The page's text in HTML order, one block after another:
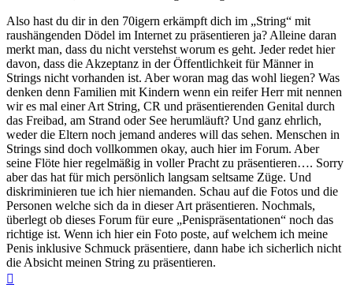
Also hast du dir in den 70igern erkämpft dich im „String“ mit
raushängenden Dödel im Internet zu präsentieren ja? Alleine daran
merkt man, dass du nicht verstehst worum es geht. Jeder redet hier
davon, dass die Akzeptanz in der Öffentlichkeit für Männer in
Strings nicht vorhanden ist. Aber woran mag das wohl liegen? Was
denken denn Familien mit Kindern wenn ein reifer Herr mit nennen
wir es mal einer Art String, CR und präsentierenden Genital durch
das Freibad, am Strand oder See herumläuft? Und ganz ehrlich,
weder die Eltern noch jemand anderes will das sehen. Menschen in
Strings sind doch vollkommen okay, auch hier im Forum. Aber
seine Flöte hier regelmäßig in voller Pracht zu präsentieren…. Sorry
aber das hat für mich persönlich langsam seltsame Züge. Und
diskriminieren tue ich hier niemanden. Schau auf die Fotos und die
Personen welche sich da in dieser Art präsentieren. Nochmals,
überlegt ob dieses Forum für eure „Penispräsentationen“ noch das
richtige ist. Wenn ich hier ein Foto poste, auf welchem ich meine
Penis inklusive Schmuck präsentiere, dann habe ich sicherlich nicht
die Absicht meinen String zu präsentieren.